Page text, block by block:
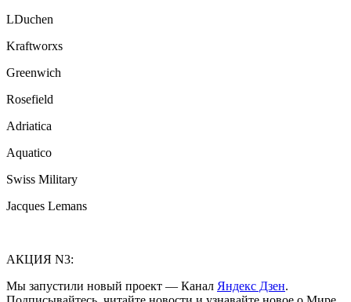
LDuchen
Kraftworxs
Greenwich
Rosefield
Adriatica
Aquatico
Swiss Military
Jacques Lemans
АКЦИЯ N3:
Мы запустили новый проект — Канал Яндекс Дзен.